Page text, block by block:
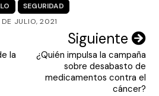
SEGURIDAD
DE JULIO, 2021
la
Siguiente
¿Quién impulsa la campaña
sobre desabasto de
medicamentos contra el
cáncer?